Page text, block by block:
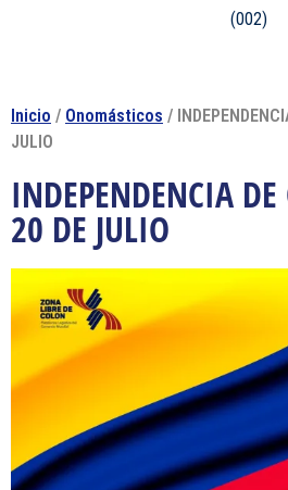
Inicio / Onomásticos /
JULIO
INDEPENDENCIA
20 DE JULIO